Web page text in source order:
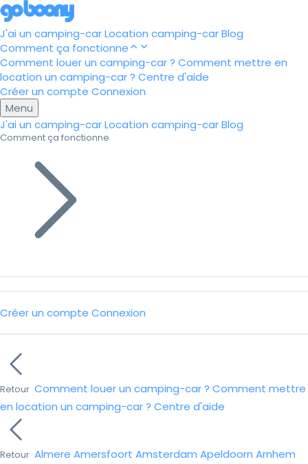
J'ai un camping-carLocation camping-carBlog
Comment ça fonctionne
Comment louer un camping-car ? Comment mettre en
location un camping-car ? Centre d'aide
Créer un compte Connexion
Menu
J'ai un camping-carLocation camping-carBlog
Comment ça fonctionne
Créer un compte Connexion
Retour Comment louer un camping-car ? Comment mettre
en location un camping-car ? Centre d'aide
Retour Almere Amersfoort Amsterdam Apeldoorn Arnhem